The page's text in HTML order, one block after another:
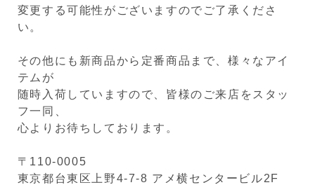
変更する可能性がございますのでご了承くださ
い。
その他にも新商品から定番商品まで、様々なアイ
テムが
随時入荷していますので、皆様のご来店をスタッ
フ一同、
心よりお待ちしております。
〒110-0005
東京都台東区上野4-7-8 アメ横センタービル2F